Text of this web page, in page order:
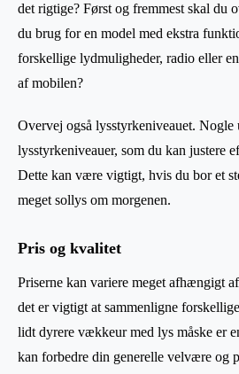
det rigtige? Først og fremmest skal du
du brug for en model med ekstra
forskellige lydmuligheder, radio eller
af mobilen?
Overvej også lysstyrkeniveauet. Nogle
lysstyrkeniveauer, som du kan justere
Dette kan være vigtigt, hvis du bor et
meget sollys om morgenen.
Pris og kvalitet
Priserne kan variere meget afhængigt
det er vigtigt at sammenligne
lidt dyrere vækkeur med lys måske er
kan forbedre din generelle velvære og